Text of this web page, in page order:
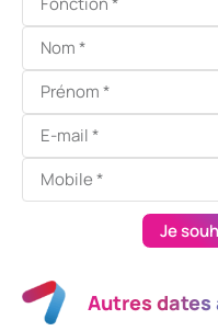
Je
Autres dates